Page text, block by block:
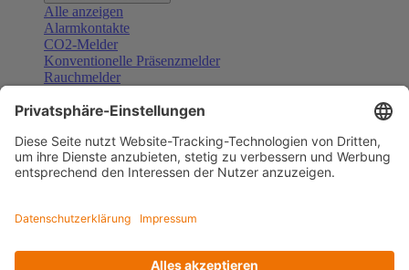
Alle anzeigen
Alarmkontakte
CO2-Melder
Konventionelle Präsenzmelder
Rauchmelder
Gefahrenmelder
Türsprechanlagen
Alle anzeigen
Außenstationen
Klingeltaster und Gongs
Sprechanlagen-Sets
Zubehör Türkommunikation